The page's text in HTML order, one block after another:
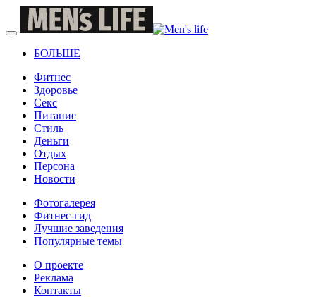
БОЛЬШЕ
Фитнес
Здоровье
Секс
Питание
Стиль
Деньги
Отдых
Персона
Новости
Фотогалерея
Фитнес-гид
Лучшие заведения
Популярные темы
О проекте
Реклама
Контакты